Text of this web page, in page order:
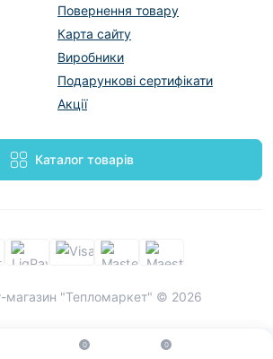
0 0
Повернення товару
Карта сайту
Виробники
Подарункові сертифікати
Акції
Каталог товарів
магазин "Тепломаркет" © 2026